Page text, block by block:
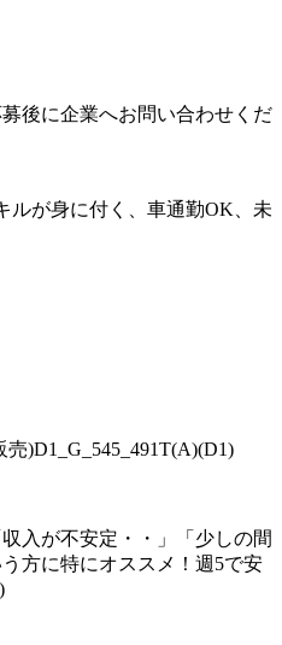
後に企業へお問い合わせくだ
ルが身に付く、車通勤OK、未
)D1_G_545_491T(A)(D1)
入が不安定・・」「少しの間
方に特にオススメ！週5で安